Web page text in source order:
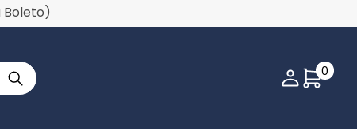
Boleto)
Minha
0